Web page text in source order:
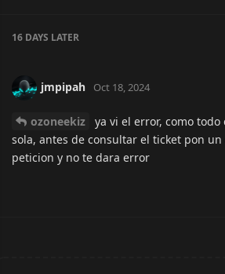
16 DAYS LATER
jmpipah Oct 18, 2024
ozoneekiz
ya vi el error, como
sola, antes de consultar el ticket pon un
peticion y no te dara error